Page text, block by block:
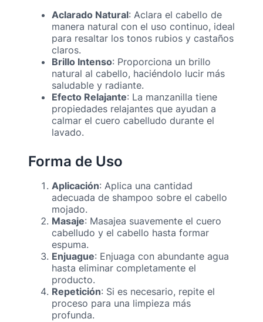
Aclarado Natural: Aclara el cabello de
manera natural con el uso continuo, ideal
para resaltar los tonos rubios y castaños
claros.
Brillo Intenso: Proporciona un brillo
natural al cabello, haciéndolo lucir más
saludable y radiante.
Efecto Relajante: La manzanilla tiene
propiedades relajantes que ayudan a
calmar el cuero cabelludo durante el
lavado.
Forma de Uso
Aplicación: Aplica una cantidad
adecuada de shampoo sobre el cabello
mojado.
Masaje: Masajea suavemente el cuero
cabelludo y el cabello hasta formar
espuma.
Enjuague: Enjuaga con abundante agua
hasta eliminar completamente el
producto.
Repetición: Si es necesario, repite el
proceso para una limpieza más
profunda.